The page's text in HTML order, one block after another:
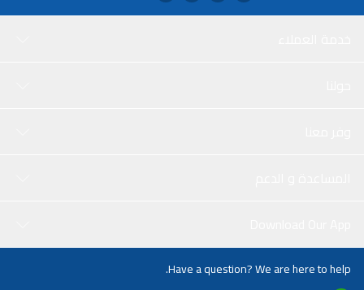
Have a question? We are here to help.